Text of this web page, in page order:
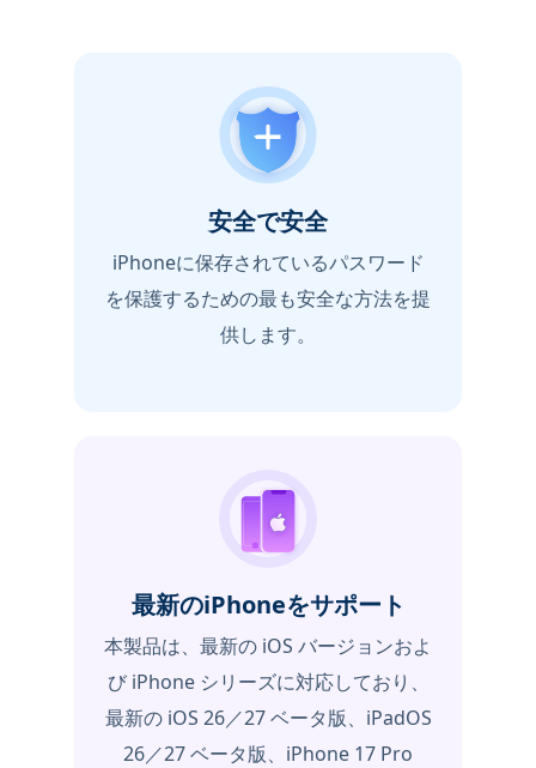
安全で安全
iPhoneに保存されているパスワード
を保護するための最も安全な方法を提
供します。
最新のiPhoneをサポート
本製品は、最新の iOS バージョンおよ
び iPhone シリーズに対応しており、
最新の iOS 26／27 ベータ版、iPadOS
26／27 ベータ版、iPhone 17 Pro